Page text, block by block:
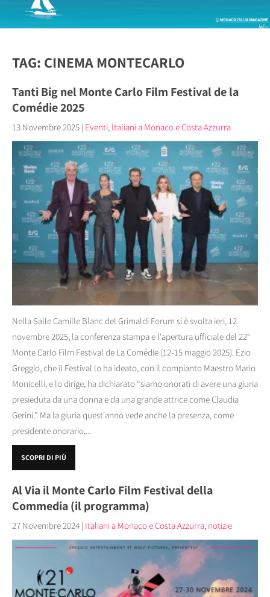
TAG: CINEMA MONTECARLO
Tanti Big nel Monte Carlo Film Festival de la
Comédie 2025
13 Novembre 2025 | Eventi, Italiani a Monaco e Costa Azzurra
Nella Salle Camille Blanc del Grimaldi Forum si è svolta ieri, 12
novembre 2025, la conferenza stampa e l'apertura ufficiale del 22°
Monte Carlo Film Festival de La Comédie (12-15 maggio 2025). Ezio
Greggio, che il Festival lo ha ideato, con il compianto Maestro Mario
Monicelli, e lo dirige, ha dichiarato “siamo onorati di avere una giuria
presieduta da una donna e da una grande attrice come Claudia
Gerini.” Ma la giuria quest'anno vede anche la presenza, come
presidente onorario,...
SCOPRI DI PIÙ
Al Via il Monte Carlo Film Festival della
Commedia (il programma)
27 Novembre 2024 | Italiani a Monaco e Costa Azzurra, notizie